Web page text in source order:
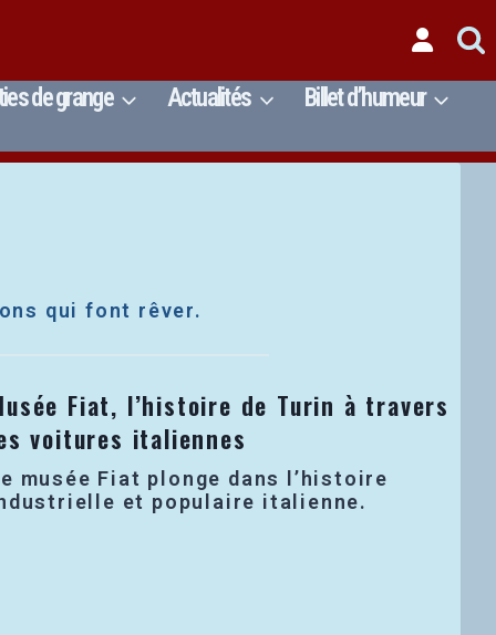
de grange Actualités Billet d’humeur
qui font rêver.
Fiat, l’histoire de Turin à travers
voitures italiennes
musée Fiat plonge dans l’histoire
et populaire italienne.